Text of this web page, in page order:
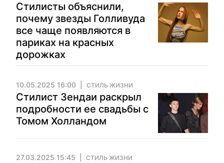
Стилисты объяснили,
почему звезды Голливуда
все чаще появляются в
париках на красных
дорожках
10.05.2025 16:00 СТИЛЬ ЖИЗНИ
Стилист Зендаи раскрыл
подробности ее свадьбы с
Томом Холландом
27.03.2025 15:45 СТИЛЬ ЖИЗНИ